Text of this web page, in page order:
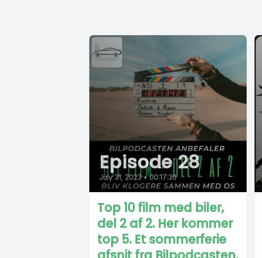
Episode 28
July 31, 2023 • 00:17:30
Top 10 film med biler,
del 2 af 2. Her kommer
top 5. Et sommerferie